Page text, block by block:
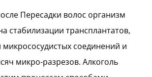
Пересадки волос организм
стабилизации трансплантатов,
соединений и
микро-разрезов. Алкоголь